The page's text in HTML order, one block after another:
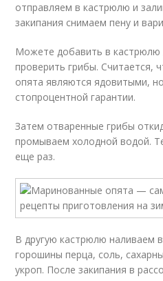
отправляем в кастрюлю и
закипания снимаем пену и
Можете добавить в кастрюлю
проверить грибы. Считается,
опята являются ядовитыми,
стопроцентной гарантии.
Затем отваренные грибы
промываем холодной водой.
еще раз.
В другую кастрюлю наливаем
горошины перца, соль,
укроп. После закипания в